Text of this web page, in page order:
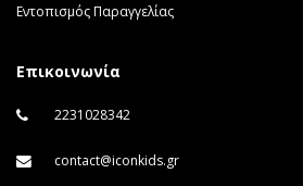
Εντοπισμός Παραγγελίας
Επικοινωνία
2231028342
contact@iconkids.gr